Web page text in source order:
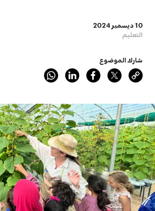
10 ديسمبر 2024
التعليم
شارك الموضوع